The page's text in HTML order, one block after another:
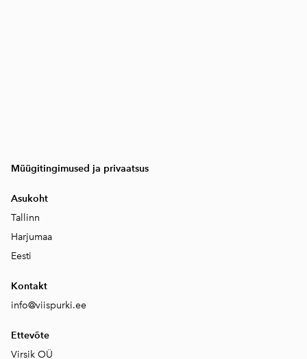
Müügitingimused ja privaatsus
Asukoht
Tallinn
Harjumaa
Eesti
Kontakt
info@viispurki.ee
Ettevõte
Virsik OÜ